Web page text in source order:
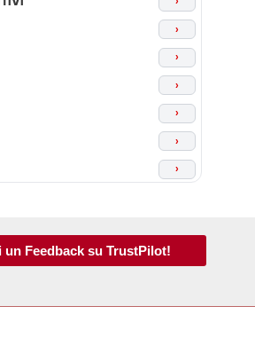
›
›
›
›
›
›
un Feedback su TrustPilot!